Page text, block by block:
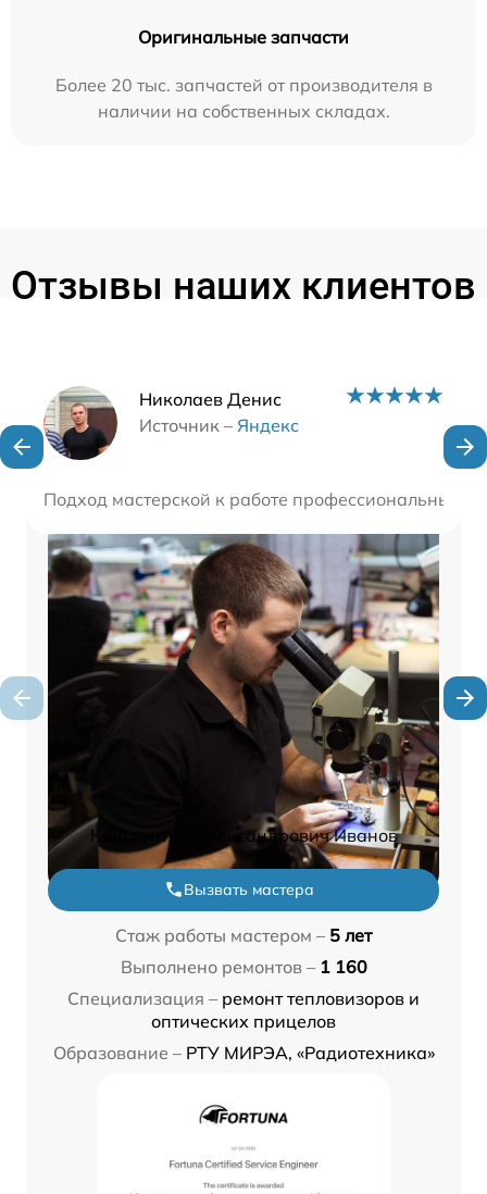
Оригинальные запчасти
Более 20 тыс. запчастей от производителя в
наличии на собственных складах.
Отзывы наших клиентов
Николаев Денис
Источник – Яндекс
Подход мастерской к работе профессиональный,
Наши мастера
Константин Александрович Иванов
Вызвать мастера
Стаж работы мастером – 5 лет
Выполнено ремонтов – 1 160
Специализация – ремонт тепловизоров и
оптических прицелов
Образование – РТУ МИРЭА, «Радиотехника»